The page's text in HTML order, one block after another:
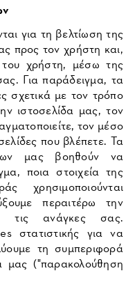
για τη βελτίωση της
προς τον χρήστη και,
χρήστη, μέσω της
Για παράδειγμα, τα
σχετικά με τον τρόπο
ιστοσελίδα μας, τον
τον μέσο
που βλέπετε. Τα
μας βοηθούν να
ποια στοιχεία της
χρησιμοποιούνται
περαιτέρω την
τις ανάγκες σας.
στατιστικής για να
τη συμπεριφορά
μας ("παρακολούθηση